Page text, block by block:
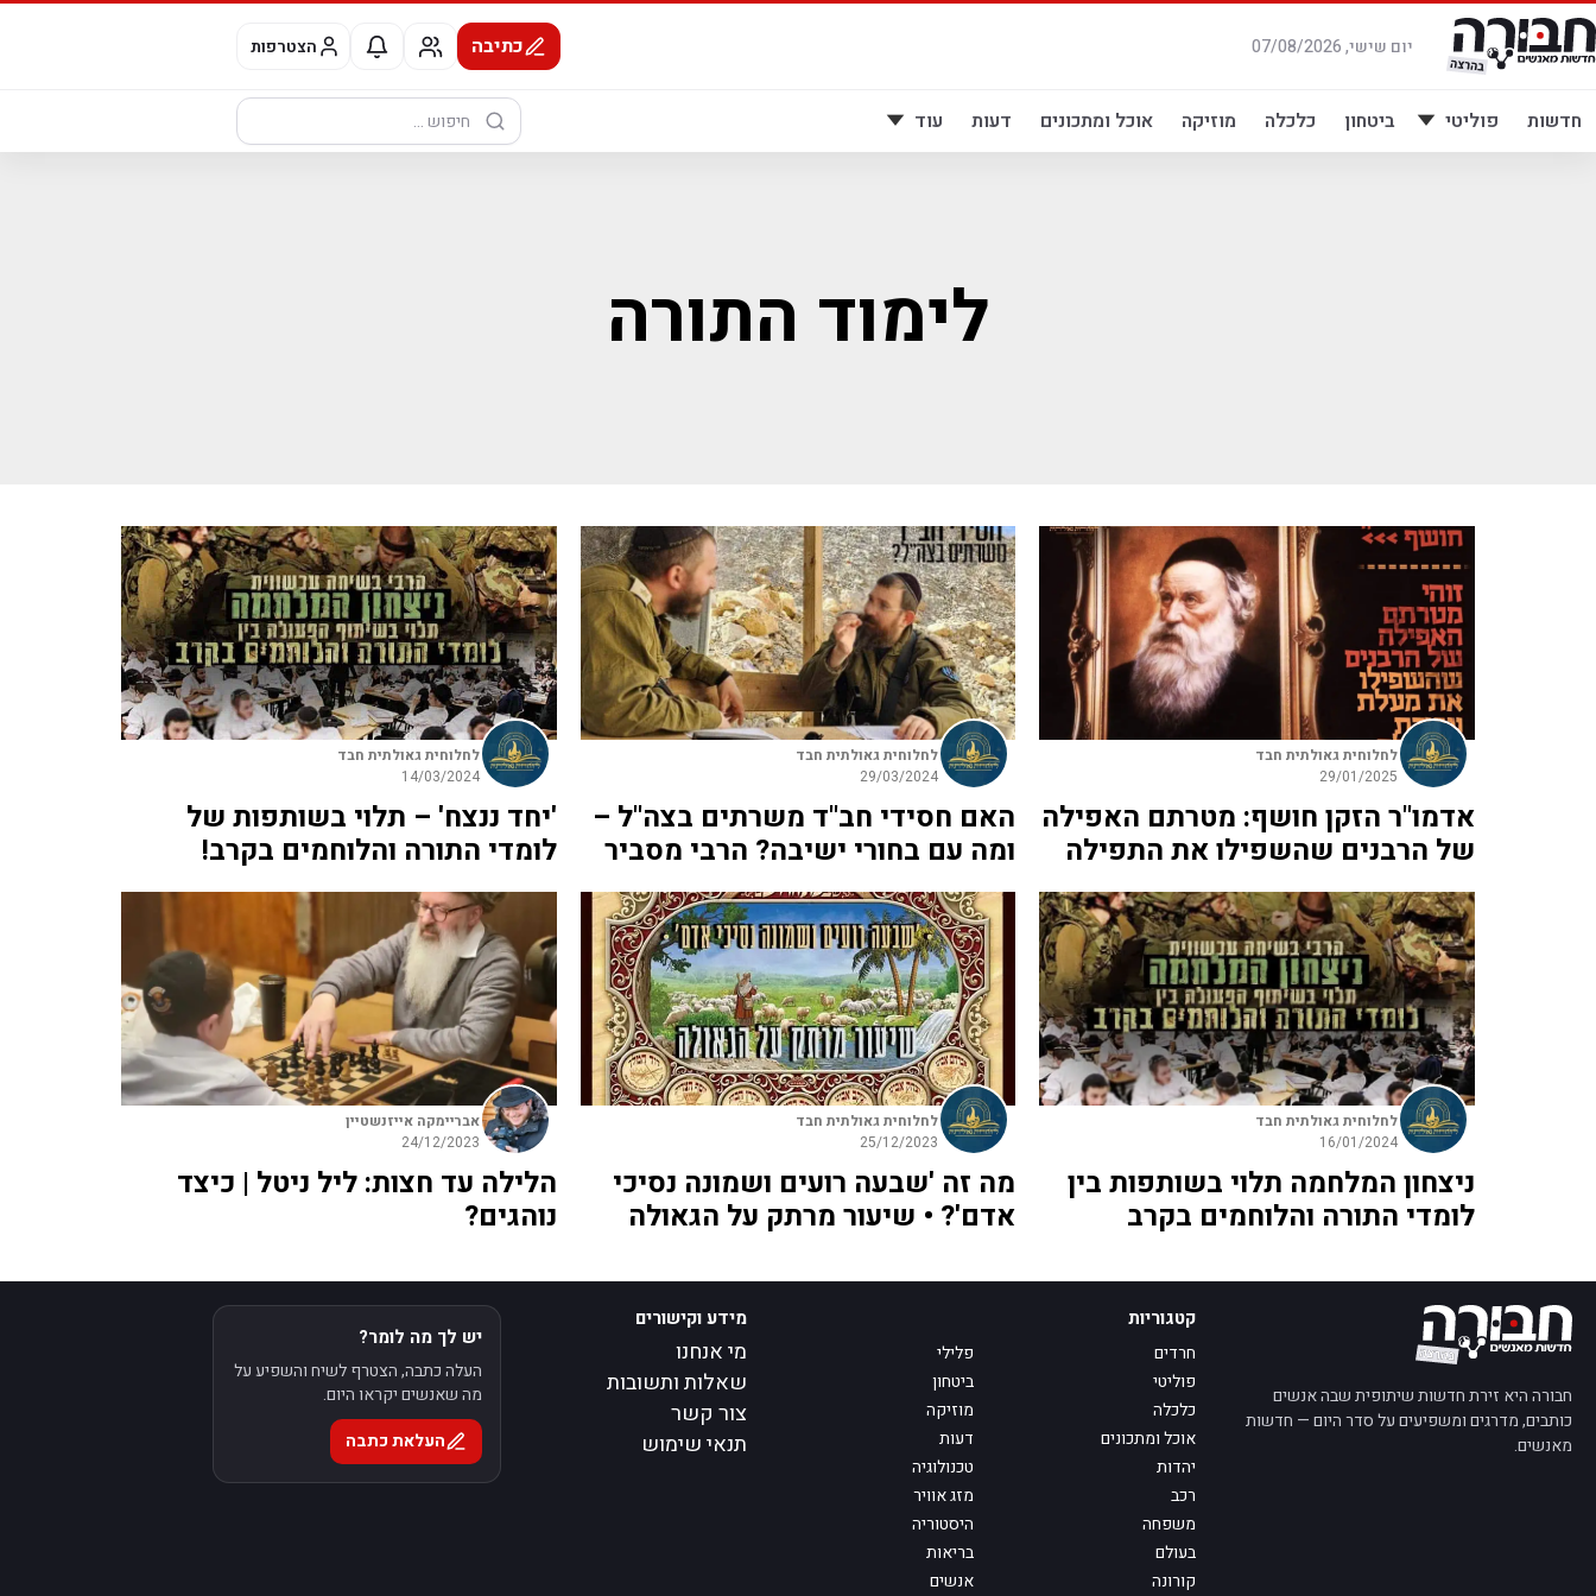
דלג
לתוכן
יום שישי, 07/08/2026 כתיבה הצטרפות
חדשות פוליטי ביטחון כלכלה מוזיקה אוכל ומתכונים דעות עוד
חיפוש:
לימוד התורה
לחלוחית גאולתית חבד
29/01/2025
אדמו"ר הזקן חושף: מטרתם האפילה
של הרבנים שהשפילו את התפילה
לחלוחית גאולתית חבד
29/03/2024
האם חסידי חב"ד משרתים בצה"ל –
ומה עם בחורי ישיבה? הרבי מסביר
לחלוחית גאולתית חבד
14/03/2024
'יחד ננצח' – תלוי בשותפות של
לומדי התורה והלוחמים בקרב!
לחלוחית גאולתית חבד
16/01/2024
ניצחון המלחמה תלוי בשותפות בין
לומדי התורה והלוחמים בקרב
לחלוחית גאולתית חבד
25/12/2023
מה זה 'שבעה רועים ושמונה נסיכי
אדם'? • שיעור מרתק על הגאולה
אבריימקה אייזנשטיין
24/12/2023
הלילה עד חצות: ליל ניטל | כיצד
נוהגים?
חבורה היא זירת חדשות שיתופית שבה אנשים
כותבים, מדרגים ומשפיעים על סדר היום — חדשות
מאנשים.
קטגוריות
חרדים
פלילי
פוליטי
ביטחון
כלכלה
מוזיקה
אוכל ומתכונים
דעות
יהדות
טכנולוגיה
רכב
מזג אוויר
משפחה
היסטוריה
בעולם
בריאות
קורונה
אנשים
מידע וקישורים
מי אנחנו
שאלות ותשובות
צור קשר
תנאי שימוש
יש לך מה לומר?
העלה כתבה, הצטרף לשיח והשפיע על
מה שאנשים יקראו היום.
העלאת כתבה